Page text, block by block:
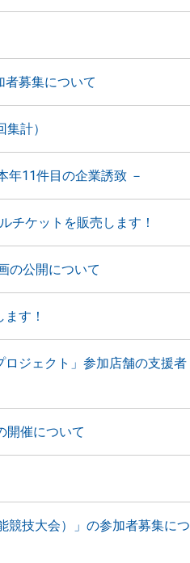
募集について
計）
年11件目の企業誘致 －
チケットを販売します！
の公開について
す！
ジェクト」参加店舗の支援者
開催について
競技大会）」の参加者募集につ